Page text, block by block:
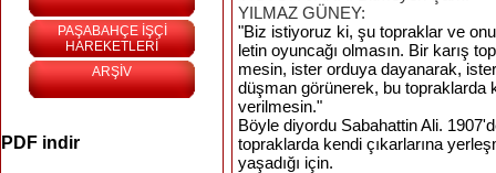
PAŞABAHÇE İŞÇİ
HAREKETLERİ
ARŞİV
PDF indir
YILMAZ GÜNEY:
"Biz istiyoruz ki, şu topraklar ve
letin oyuncağı olmasın. Bir karış
mesin, ister orduya dayanarak, ister
düşman görünerek, bu topraklarda
ve­rilmesin."
Böyle diyordu Sabahattin Ali.
topraklarda kendi çıkarlarına
yaşadığı için.